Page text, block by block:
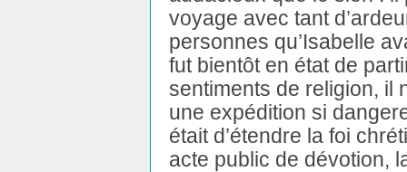
voyage avec tant
personnes qu’Isabelle
fut bientôt en état de
sentiments de religion, il
une expédition si
était d’étendre la foi
acte public de dévotion,